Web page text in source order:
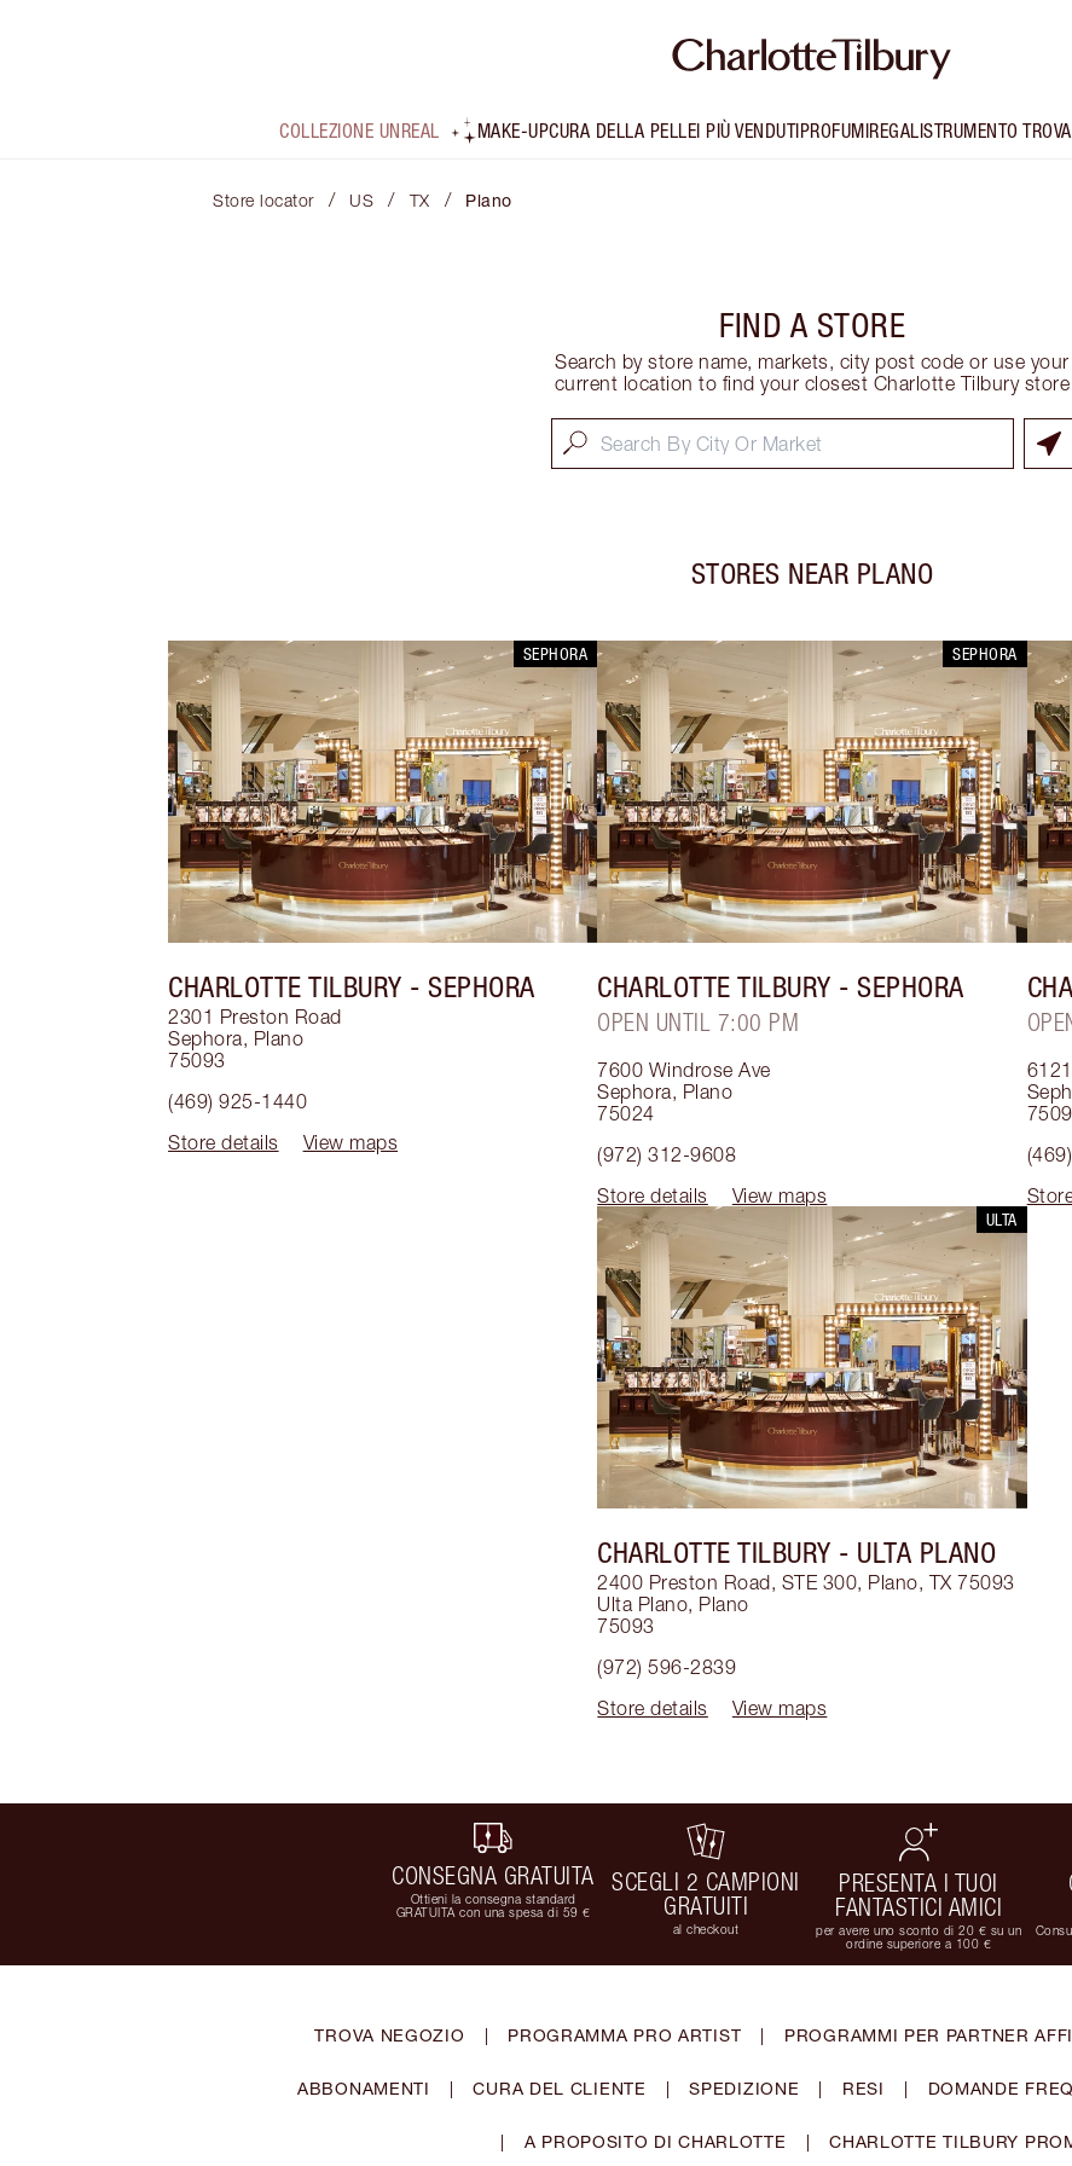
COLLEZIONE UNREAL MAKE-UPCURA DELLA PELLEI PIÙ VENDUTIPROFUMIREGALISTRUMENTO
Store locator / US / TX / Plano
FIND A STORE
Search by store name, markets, city post code or use your
current location to find your closest Charlotte Tilbury store
STORES NEAR PLANO
SEPHORA
CHARLOTTE TILBURY - SEPHORA
2301 Preston Road
Sephora, Plano
75093
(469) 925-1440
Store details
View maps
SEPHORA
CHARLOTTE TILBURY - SEPHORA
OPEN UNTIL 7:00 PM
7600 Windrose Ave
Sephora, Plano
75024
(972) 312-9608
Store details
View maps
ULTA
CHARLOTTE TILBURY - ULTA PLANO
2400 Preston Road, STE 300, Plano, TX 75093
Ulta Plano, Plano
75093
(972) 596-2839
Store details
View maps
CONSEGNA GRATUITA
Ottieni la consegna standard
GRATUITA con una spesa di 59 €
SCEGLI 2 CAMPIONI
GRATUITI
al checkout
PRESENTA I TUOI
FANTASTICI AMICI
per avere uno sconto di 20 € su un
ordine superiore a 100 €
TROVA NEGOZIO | PROGRAMMA PRO ARTIST | PROGRAMMI PER PARTNER
ABBONAMENTI | CURA DEL CLIENTE | SPEDIZIONE | RESI | DOMANDE
| A PROPOSITO DI CHARLOTTE | CHARLOTTE TILBURY